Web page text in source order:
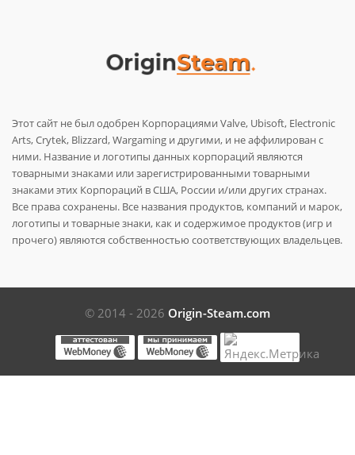
Этот сайт не был одобрен Корпорациями Valve, Ubisoft, Electronic
Arts, Crytek, Blizzard, Wargaming и другими, и не аффилирован с
ними. Название и логотипы данных корпораций являются
товарными знаками или зарегистрированными товарными
знаками этих Корпораций в США, России и/или других странах.
Все права сохранены. Все названия продуктов, компаний и марок,
логотипы и товарные знаки, как и содержимое продуктов (игр и
прочего) являются собственностью соответствующих владельцев.
© 2014 - 2026 Origin-Steam.com